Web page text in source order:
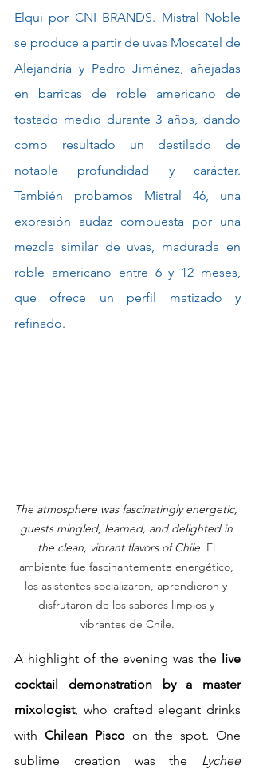
Elqui por CNI BRANDS. Mistral Noble
se produce a partir de uvas Moscatel de
Alejandría y Pedro Jiménez, añejadas
en barricas de roble americano de
tostado medio durante 3 años, dando
como resultado un destilado de
notable profundidad y carácter.
También probamos Mistral 46, una
expresión audaz compuesta por una
mezcla similar de uvas, madurada en
roble americano entre 6 y 12 meses,
que ofrece un perfil matizado y
refinado.
The atmosphere was fascinatingly energetic,
guests mingled, learned, and delighted in
the clean, vibrant flavors of Chile. El
ambiente fue fascinantemente energético,
los asistentes socializaron, aprendieron y
disfrutaron de los sabores limpios y
vibrantes de Chile.
A highlight of the evening was the live
cocktail demonstration by a master
mixologist, who crafted elegant drinks
with Chilean Pisco on the spot. One
sublime creation was the Lychee